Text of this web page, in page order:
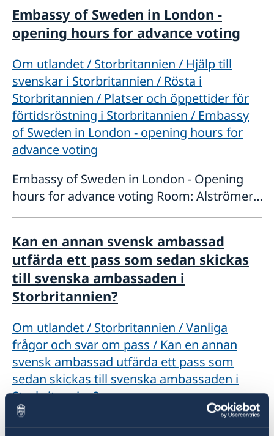
har uppehållstillstånd i Storbritannien kan
Embassy of Sweden in London -
opening hours for advance voting
Om utlandet / Storbritannien / Hjälp till
svenskar i Storbritannien / Rösta i
Storbritannien / Platser och öppettider för
förtidsröstning i Storbritannien / Embassy
of Sweden in London - opening hours for
advance voting
Embassy of Sweden in London - Opening
hours for advance voting Room: Alströmer,
entrance via Upper Montagu Street 5 Upper
Storbritannien Monday 24 August - Friday
28
Kan en annan svensk ambassad
utfärda ett pass som sedan skickas
till svenska ambassaden i
Storbritannien?
Om utlandet / Storbritannien / Vanliga
frågor och svar om pass / Kan en annan
svensk ambassad utfärda ett pass som
sedan skickas till svenska ambassaden i
Storbritannien?
Kan en annan svensk ambassad utfärda ett